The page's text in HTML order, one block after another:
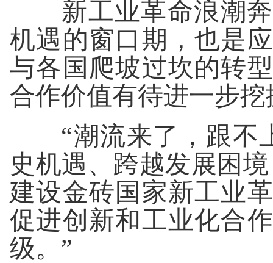
新工业革命浪潮奔
机遇的窗口期，也是
与各国爬坡过坎的转
合作价值有待进一步挖
“潮流来了，跟不上
史机遇、跨越发展困
建设金砖国家新工业
促进创新和工业化合
级。”